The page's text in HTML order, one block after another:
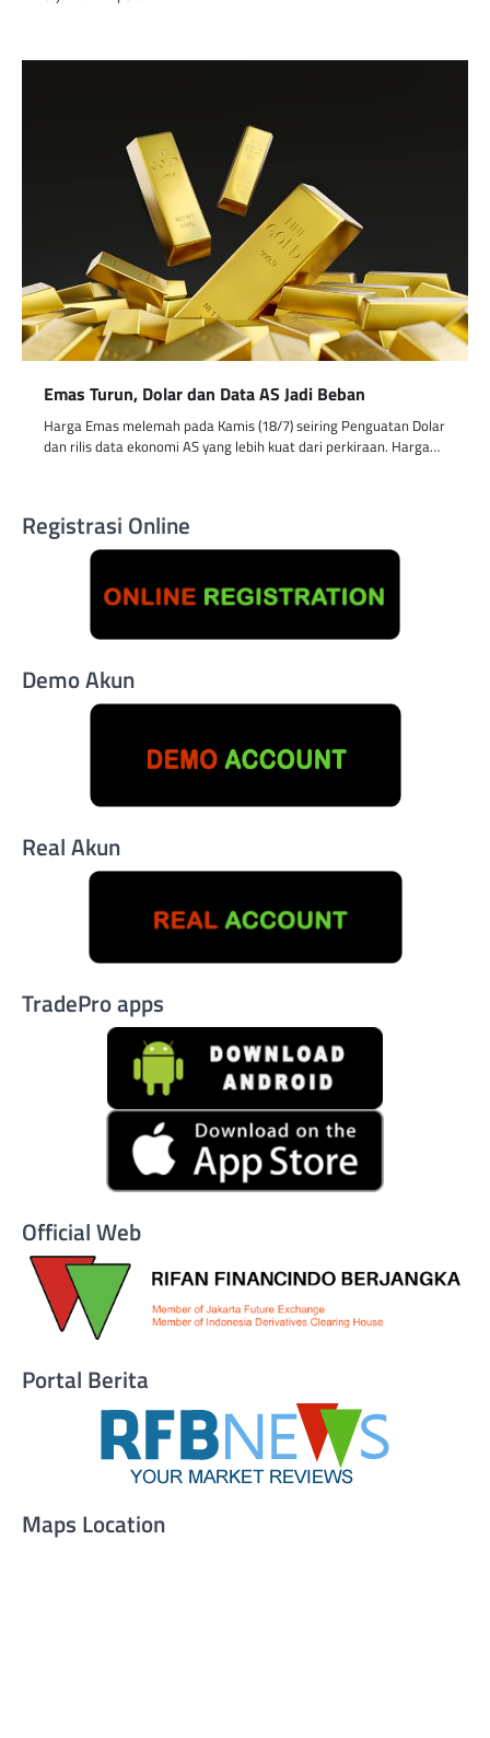
Emas Turun, Dolar dan Data AS Jadi Beban
Harga Emas melemah pada Kamis (18/7) seiring Penguatan Dolar
dan rilis data ekonomi AS yang lebih kuat dari perkiraan. Harga…
Registrasi Online
Demo Akun
Real Akun
TradePro apps
Official Web
Portal Berita
Maps Location